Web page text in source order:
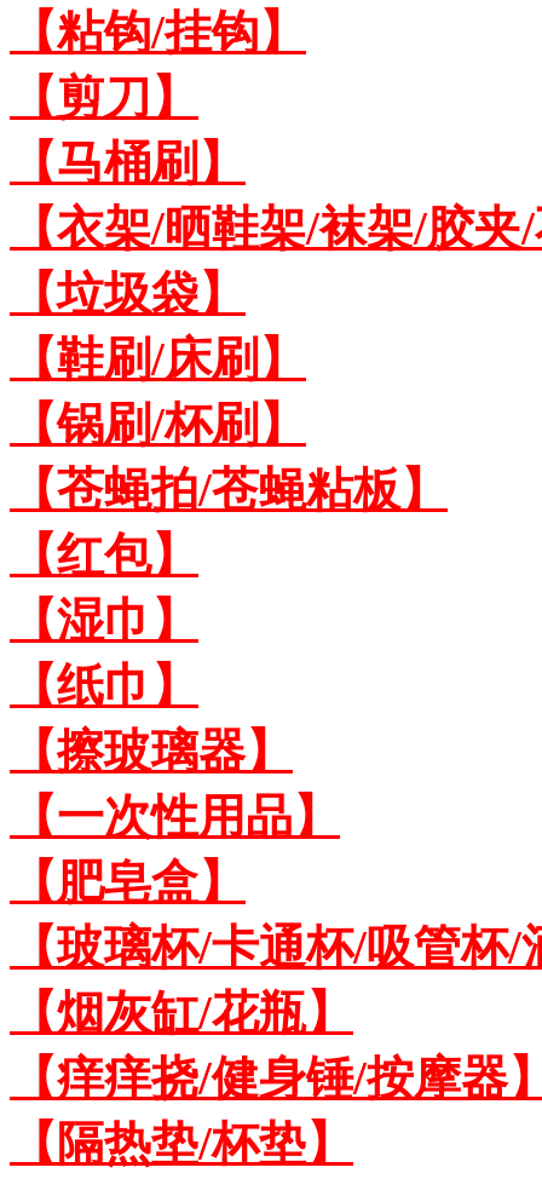
【粘钩/挂钩】
【剪刀】
【马桶刷】
【衣架/晒鞋架/袜架/胶
【垃圾袋】
【鞋刷/床刷】
【锅刷/杯刷】
【苍蝇拍/苍蝇粘板】
【红包】
【湿巾】
【纸巾】
【擦玻璃器】
【一次性用品】
【肥皂盒】
【玻璃杯/卡通杯/吸管杯/
【烟灰缸/花瓶】
【痒痒挠/健身锤/按摩器
【隔热垫/杯垫】